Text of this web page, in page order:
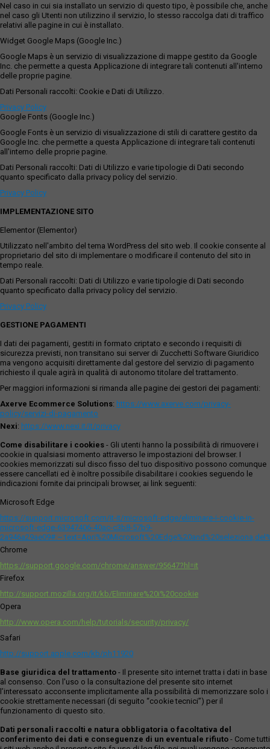
Nel caso in cui sia installato un servizio di questo tipo, è possibile che, anche
nel caso gli Utenti non utilizzino il servizio, lo stesso raccolga dati di traffico
relativi alle pagine in cui è installato.
Widget Google Maps (Google Inc.)
Google Maps è un servizio di visualizzazione di mappe gestito da Google
Inc. che permette a questa Applicazione di integrare tali contenuti all'interno
delle proprie pagine.
Dati Personali raccolti: Cookie e Dati di Utilizzo.
Privacy Policy
Google Fonts (Google Inc.)
Google Fonts è un servizio di visualizzazione di stili di carattere gestito da
Google Inc. che permette a questa Applicazione di integrare tali contenuti
all'interno delle proprie pagine.
Dati Personali raccolti: Dati di Utilizzo e varie tipologie di Dati secondo
quanto specificato dalla privacy policy del servizio.
Privacy Policy
IMPLEMENTAZIONE SITO
Elementor (Elementor)
Utilizzato nell'ambito del tema WordPress del sito web. Il cookie consente al
proprietario del sito di implementare o modificare il contenuto del sito in
tempo reale.
Dati Personali raccolti: Dati di Utilizzo e varie tipologie di Dati secondo
quanto specificato dalla privacy policy del servizio.
Privacy Policy
GESTIONE PAGAMENTI
I dati dei pagamenti, gestiti in formato criptato e secondo i requisiti di
sicurezza previsti, non transitano sui server di Zucchetti Software Giuridico
ma vengono acquisiti direttamente dal gestore del servizio di pagamento
richiesto il quale agirà in qualità di autonomo titolare del trattamento.
Per maggiori informazioni si rimanda alle pagine dei gestori dei pagamenti:
Axerve Ecommerce Solutions: https://www.axerve.com/privacy-
policy/servizi-di-pagamento
Nexi: https://www.nexi.it/it/privacy
Come disabilitare i cookies - Gli utenti hanno la possibilità di rimuovere i
cookie in qualsiasi momento attraverso le impostazioni del browser. I
cookies memorizzati sul disco fisso del tuo dispositivo possono comunque
essere cancellati ed è inoltre possibile disabilitare i cookies seguendo le
indicazioni fornite dai principali browser, ai link seguenti:
Microsoft Edge
https://support.microsoft.com/it-it/microsoft-edge/eliminare-i-cookie-in-
microsoft-edge-63947406-40ac-c3b8-57b9-
Chrome
https://support.google.com/chrome/answer/95647?hl=it
Firefox
http://support.mozilla.org/it/kb/Eliminare%20i%20cookie
Opera
http://www.opera.com/help/tutorials/security/privacy/
Safari
http://support.apple.com/kb/ph11920
Base giuridica del trattamento - Il presente sito internet tratta i dati in base
al consenso. Con l'uso o la consultazione del presente sito internet
l’interessato acconsente implicitamente alla possibilità di memorizzare solo i
cookie strettamente necessari (di seguito “cookie tecnici”) per il
funzionamento di questo sito.
Dati personali raccolti e natura obbligatoria o facoltativa del
conferimento dei dati e conseguenze di un eventuale rifiuto - Come tutti